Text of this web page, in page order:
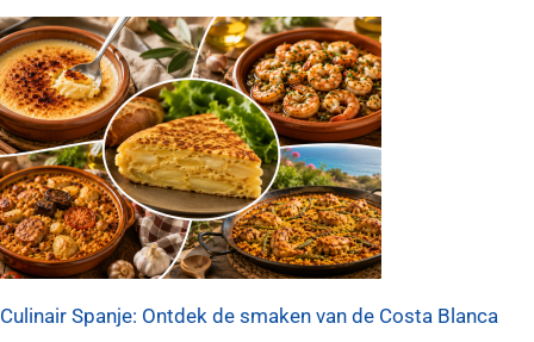
Culinair Spanje: Ontdek de smaken van de Costa Blanca